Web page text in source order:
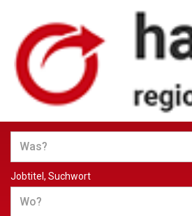
Jobs und Stellenangebote in
Hannover
Jobtitel, Suchwort